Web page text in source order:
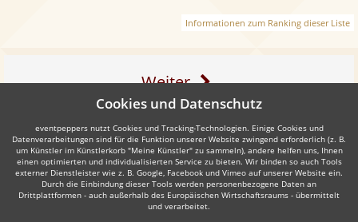
Informationen zum Ranking dieser Liste
Weiter
Auch interessant:
Cookies und Datenschutz
eventpeppers nutzt Cookies und Tracking-Technologien. Einige Cookies und
Datenverarbeitungen sind für die Funktion unserer Website zwingend erforderlich (z. B.
um Künstler im Künstlerkorb "Meine Künstler" zu sammeln), andere helfen uns, Ihnen
einen optimierten und individualisierten Service zu bieten. Wir binden so auch Tools
externer Dienstleister wie z. B. Google, Facebook und Vimeo auf unserer Website ein.
Durch die Einbindung dieser Tools werden personenbezogene Daten an
Drittplattformen - auch außerhalb des Europäischen Wirtschaftsraums - übermittelt
und verarbeitet.